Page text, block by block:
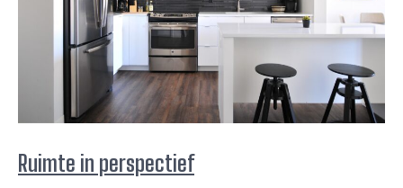
Ruimte in perspectief